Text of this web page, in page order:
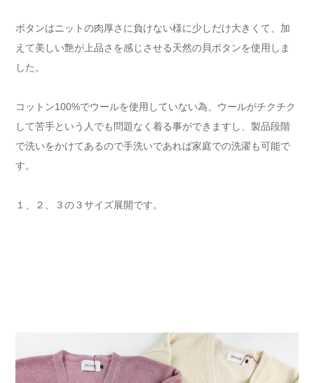
ボタンはニットの肉厚さに負けない様に少しだけ大きくて、加
えて美しい艶が上品さを感じさせる天然の貝ボタンを使用しま
した。
コットン100%でウールを使用していない為、ウールがチクチク
して苦手という人でも問題なく着る事ができますし、製品段階
で洗いをかけてあるので手洗いであれば家庭での洗濯も可能で
す。
１、２、３の３サイズ展開です。